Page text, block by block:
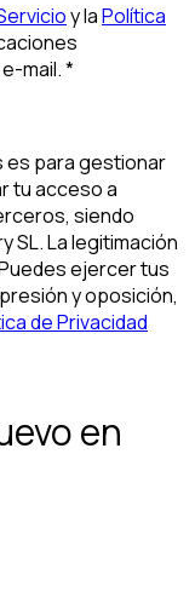
y laPolítica
mail.*
es para gestionar
tu acceso a
siendo
SL. La legitimación
ejercer tus
y oposición,
de Privacidad
en